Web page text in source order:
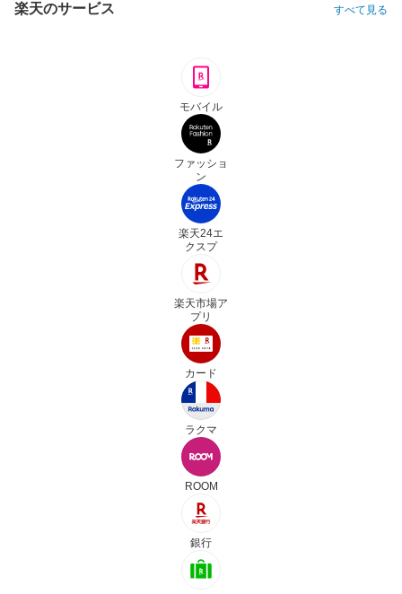
楽天のサービス すべて見る
モバイル
ファッショ
ン
楽天24エ
クスプ
楽天市場ア
プリ
カード
ラクマ
ROOM
銀行